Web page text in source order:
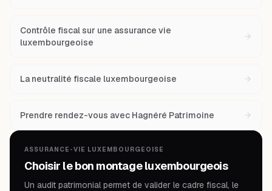
Contrôle fiscal sur une assurance vie
luxembourgeoise
La neutralité fiscale luxembourgeoise
Prendre rendez-vous avec Hagnéré Patrimoine
ASSURANCE-VIE LUXEMBOURGEOISE
Choisir le bon montage luxembourgeois
Un audit patrimonial permet de valider le cadre fiscal, le